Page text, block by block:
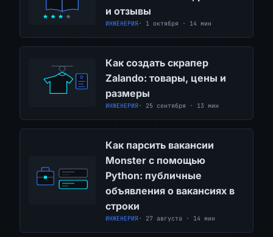
и отзывы
ИНЖЕНЕРИЯ · 1 октября · 14 мин
Как создать скрапер
Zalando: товары, цены и
размеры
ИНЖЕНЕРИЯ · 25 сентября · 13 мин
Как парсить вакансии
Monster с помощью
Python: публичные
объявления о вакансиях в
строки
ИНЖЕНЕРИЯ · 27 августа · 14 мин